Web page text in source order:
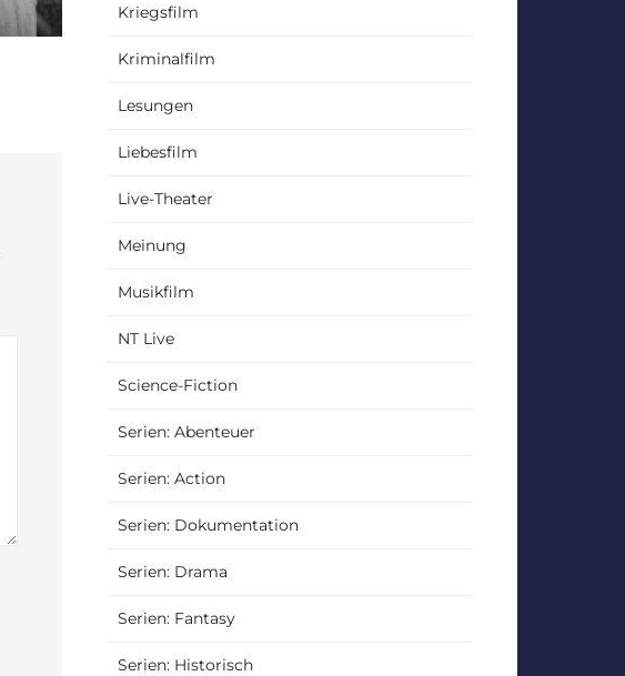
Kriegsfilm
Kriminalfilm
Lesungen
Liebesfilm
Live-Theater
Meinung
Musikfilm
NT Live
Science-Fiction
Serien: Abenteuer
Serien: Action
Serien: Dokumentation
Serien: Drama
Serien: Fantasy
Serien: Historisch